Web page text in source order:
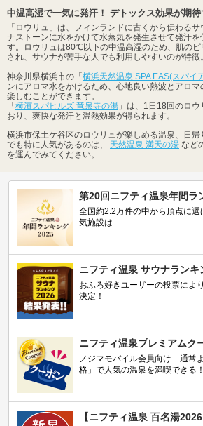
中温高湿で一気に発汗！ デトックス効果が期待
「ロウリュ」は、フィンランドに古くから伝わる
ナストーンに水をかけて水蒸気を発生させて発汗を
す。ロウリュは80℃以下の中温高湿のため、肌の
され、サウナが苦手な人でも利用しやすいのが特徴。
神奈川県横浜市の「 横浜天然温泉 SPA EAS(スパイ
ンにアロマ水をかけるため、心地良い熱波とアロ
楽しむことができます。
「 横濱スパヒルズ 竜泉寺の湯 」は、1日18回のロ
おり、爽快な発汗と温熱効果が得られます。
横浜市保土ケ谷区のロウリュが楽しめる温泉、日
でも特に人気があるのは、 天然温泉 満天の湯 など
を運んでみてください。
第20回ニフティ温泉年間ラ
全国約2.2万件の中から頂点に選
気施設は…
ニフティ温泉 サウナランキ
おふろ好きユーザーの投票によ
決定！
ニフティ温泉プレミアムク
ノジマモバイル会員向け 通常
格」で人気の温泉を満喫できる！
【ニフティ温泉 百名湯2026